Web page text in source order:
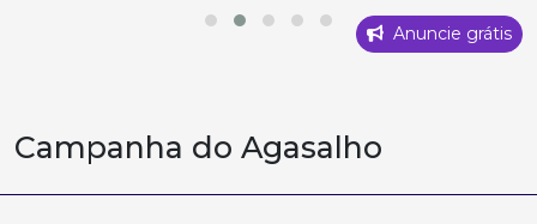
Anuncie grátis
Campanha do Agasalho